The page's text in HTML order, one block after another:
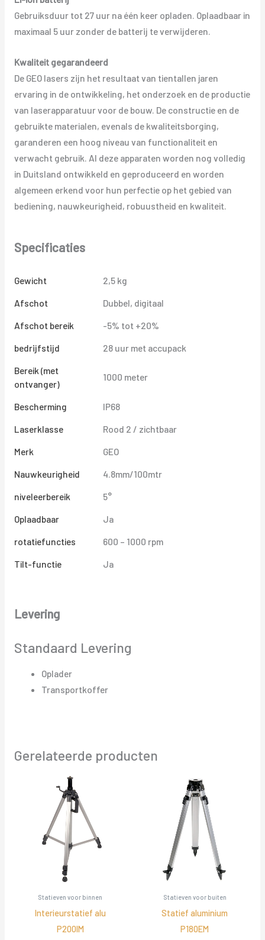
Gebruiksduur tot 27 uur na één keer opladen. Oplaadbaar in
maximaal 5 uur zonder de batterij te verwijderen.
Kwaliteit gegarandeerd
De GEO lasers zijn het resultaat van tientallen jaren
ervaring in de ontwikkeling, het onderzoek en de productie
van laserapparatuur voor de bouw. De constructie en de
gebruikte materialen, evenals de kwaliteitsborging,
garanderen een hoog niveau van functionaliteit en
verwacht gebruik. Al deze apparaten worden nog volledig
in Duitsland ontwikkeld en geproduceerd en worden
algemeen erkend voor hun perfectie op het gebied van
bediening, nauwkeurigheid, robuustheid en kwaliteit.
Specificaties
Gewicht
2,5 kg
Afschot
Dubbel, digitaal
Afschot bereik
-5% tot +20%
bedrijfstijd
28 uur met accupack
Bereik (met
ontvanger)
1000 meter
Bescherming
IP68
Laserklasse
Rood 2 / zichtbaar
Merk
GEO
Nauwkeurigheid
4.8mm/100mtr
niveleerbereik
5°
Oplaadbaar
Ja
rotatiefuncties
600 – 1000 rpm
Tilt-functie
Ja
Levering
Standaard Levering
Oplader
Transportkoffer
Gerelateerde producten
Statieven voor binnen
Interieurstatief alu
P200IM
Statieven voor buiten
Statief aluminium
P180EM